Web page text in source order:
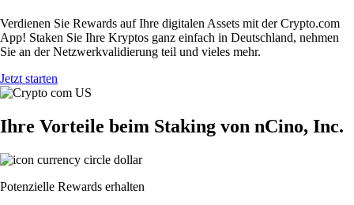
Verdienen Sie Rewards auf Ihre digitalen Assets mit der Crypto.com
App! Staken Sie Ihre Kryptos ganz einfach in Deutschland, nehmen
Sie an der Netzwerkvalidierung teil und vieles mehr.
Jetzt starten
Ihre Vorteile beim Staking von nCino, Inc.
Potenzielle Rewards erhalten